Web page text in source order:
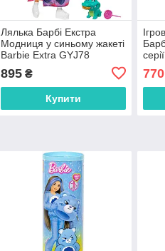
Лялька Барбі Екстра
Модниця у синьому жакеті
Barbie Extra GYJ78
895₴
Купити
770